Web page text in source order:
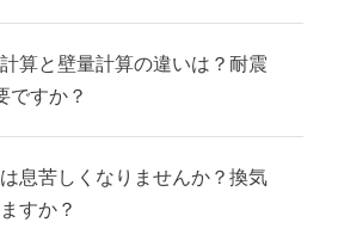
算と壁量計算の違いは？耐震
ですか？
息苦しくなりませんか？換気
すか？